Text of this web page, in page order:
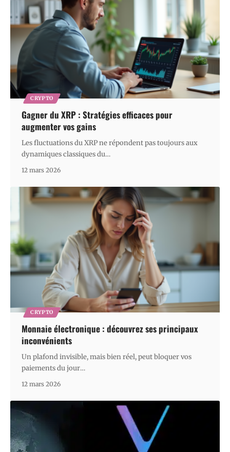
CRYPTO
Gagner du XRP : Stratégies efficaces pour
augmenter vos gains
Les fluctuations du XRP ne répondent pas toujours aux
dynamiques classiques du…
12 mars 2026
CRYPTO
Monnaie électronique : découvrez ses principaux
inconvénients
Un plafond invisible, mais bien réel, peut bloquer vos
paiements du jour…
12 mars 2026